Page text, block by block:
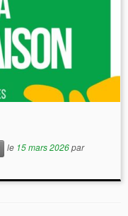
le 15 mars 2026par